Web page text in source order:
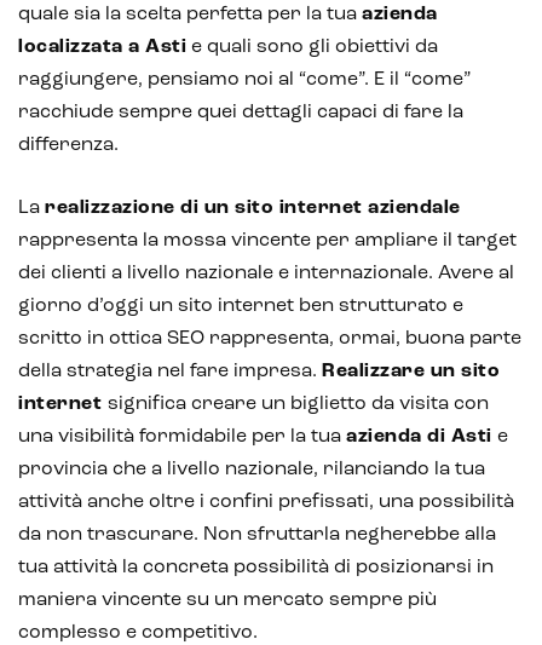
Intelligenza Artificiale e AR VR -
Metaverso
Blockchain
Analisi predittiva
Chatbot e assistenti virtuali
Realtà Aumentata
Realtà Virtuale
Metaverso
quale sia la scelta perfetta per la tua azienda
localizzata a Asti e quali sono gli obiettivi da
raggiungere, pensiamo noi al “come”. E il “come”
racchiude sempre quei dettagli capaci di fare la
differenza.
La realizzazione di un sito internet aziendale
rappresenta la mossa vincente per ampliare il target
dei clienti a livello nazionale e internazionale. Avere al
giorno d’oggi un sito internet ben strutturato e
scritto in ottica SEO rappresenta, ormai, buona parte
della strategia nel fare impresa. Realizzare un sito
internet significa creare un biglietto da visita con
una visibilità formidabile per la tua azienda di Asti e
provincia che a livello nazionale, rilanciando la tua
attività anche oltre i confini prefissati, una possibilità
da non trascurare. Non sfruttarla negherebbe alla
tua attività la concreta possibilità di posizionarsi in
maniera vincente su un mercato sempre più
complesso e competitivo.